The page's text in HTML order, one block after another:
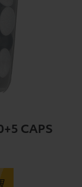
CAPS